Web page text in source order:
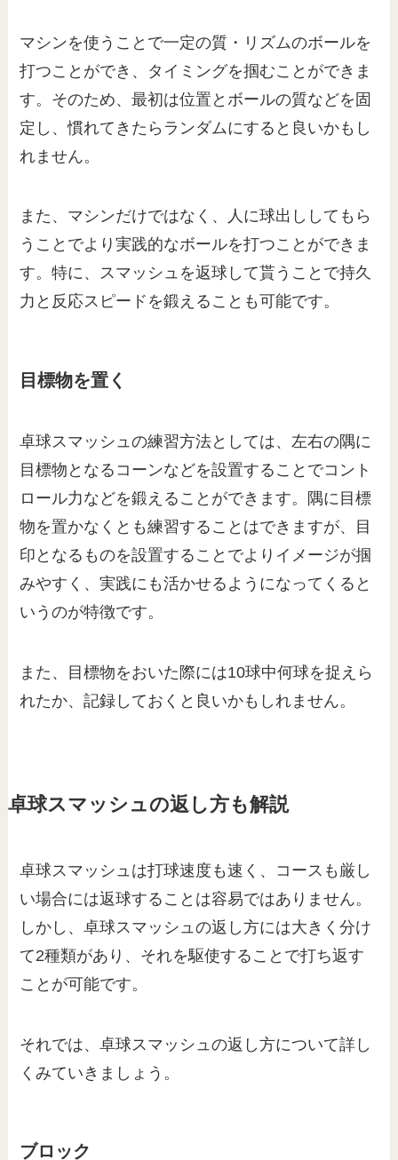
マシンを使うことで一定の質・リズムのボールを
打つことができ、タイミングを掴むことができま
す。そのため、最初は位置とボールの質などを固
定し、慣れてきたらランダムにすると良いかもし
れません。
また、マシンだけではなく、人に球出ししてもら
うことでより実践的なボールを打つことができま
す。特に、スマッシュを返球して貰うことで持久
力と反応スピードを鍛えることも可能です。
目標物を置く
卓球スマッシュの練習方法としては、左右の隅に
目標物となるコーンなどを設置することでコント
ロール力などを鍛えることができます。隅に目標
物を置かなくとも練習することはできますが、目
印となるものを設置することでよりイメージが掴
みやすく、実践にも活かせるようになってくると
いうのが特徴です。
また、目標物をおいた際には10球中何球を捉えら
れたか、記録しておくと良いかもしれません。
卓球スマッシュの返し方も解説
卓球スマッシュは打球速度も速く、コースも厳し
い場合には返球することは容易ではありません。
しかし、卓球スマッシュの返し方には大きく分け
て2種類があり、それを駆使することで打ち返す
ことが可能です。
それでは、卓球スマッシュの返し方について詳し
くみていきましょう。
ブロック